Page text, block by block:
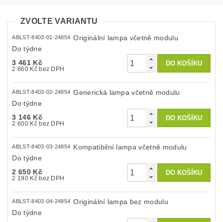
ZVOLTE VARIANTU
ABLST-8403-01-24854 Originální lampa včetně modulu
Do týdne
3 461 Kč
2 860 Kč bez DPH
ABLST-8403-02-24854 Generická lampa včetně modulu
Do týdne
3 146 Kč
2 600 Kč bez DPH
ABLST-8403-03-24854 Kompatibilní lampa včetně modulu
Do týdne
2 650 Kč
2 190 Kč bez DPH
ABLST-8403-04-24854 Originální lampa bez modulu
Do týdne